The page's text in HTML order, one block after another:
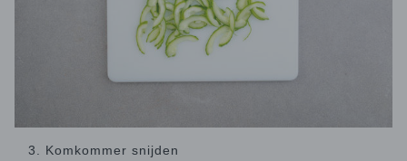
3. Komkommer snijden